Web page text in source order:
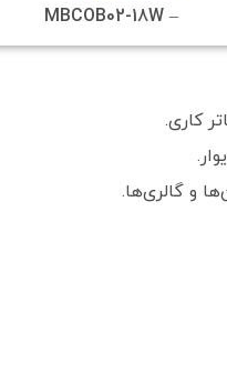
– MBCOB02-18W
کاری.
و گالری‌ها.